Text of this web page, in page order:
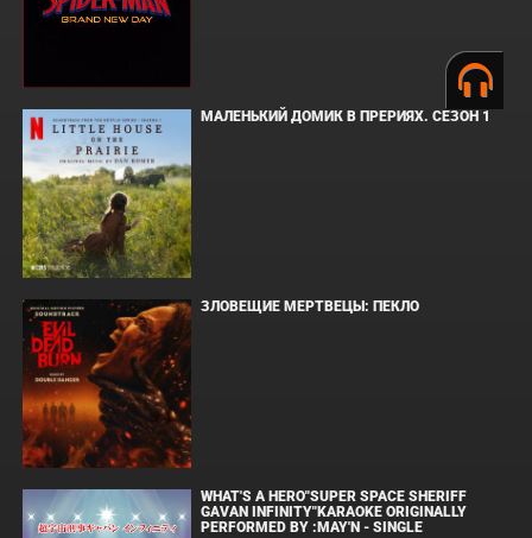
МАЛЕНЬКИЙ ДОМИК В ПРЕРИЯХ. СЕЗОН 1
ЗЛОВЕЩИЕ МЕРТВЕЦЫ: ПЕКЛО
WHAT'S A HERO"SUPER SPACE SHERIFF
GAVAN INFINITY"KARAOKE ORIGINALLY
PERFORMED BY :MAY'N - SINGLE